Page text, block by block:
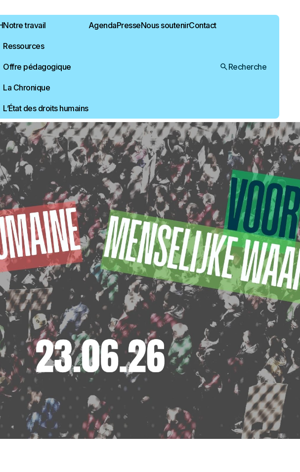
Notre travail
Ressources
Offre pédagogique
La Chronique
L’État des droits humains
AgendaPresseNous soutenirContact
Recherche
humaine